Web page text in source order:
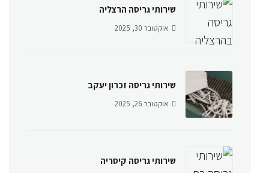
שירותי גריסה הרצליה
אוקטובר 30, 2025
שירותי גריסה זכרון יעקב
אוקטובר 26, 2025
שירותי גריסה קיסריה